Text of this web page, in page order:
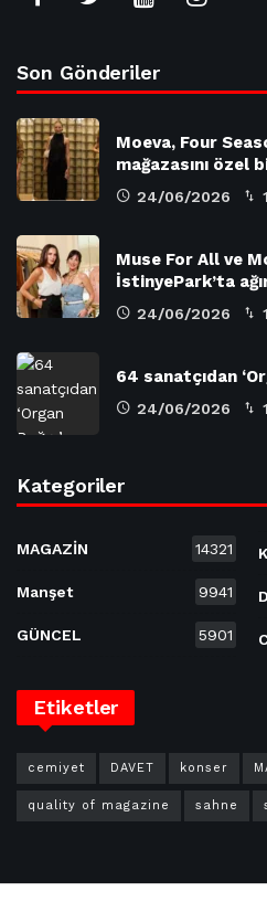
Son Gönderiler
Moeva, Four
mağazasını özel
24/06/2026
Muse For All ve
İstinyePark’ta
24/06/2026
64 sanatçıdan
24/06/2026
Kategoriler
MAGAZİN 14321
Manşet 9941
GÜNCEL 5901
Etiketler
cemiyet DAVET konser
quality of magazine sahne